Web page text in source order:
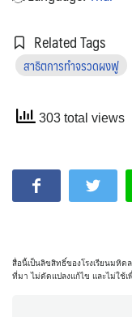
Related Tags
สาธิตการทำจรวดผงฟู
303 total views
สื่อนี้เป็นลิขสิทธิ์ของโรงเรียนมหิด
ที่มา ไม่ดัดแปลงแก้ไข และไม่ใช้เ